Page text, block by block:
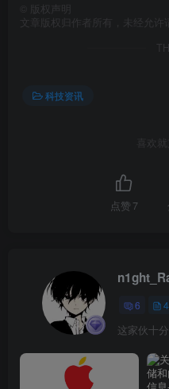
版权声明
文章版权归作者所有，未经允许
科技资讯
喜欢
点赞 7
6
这家伙十